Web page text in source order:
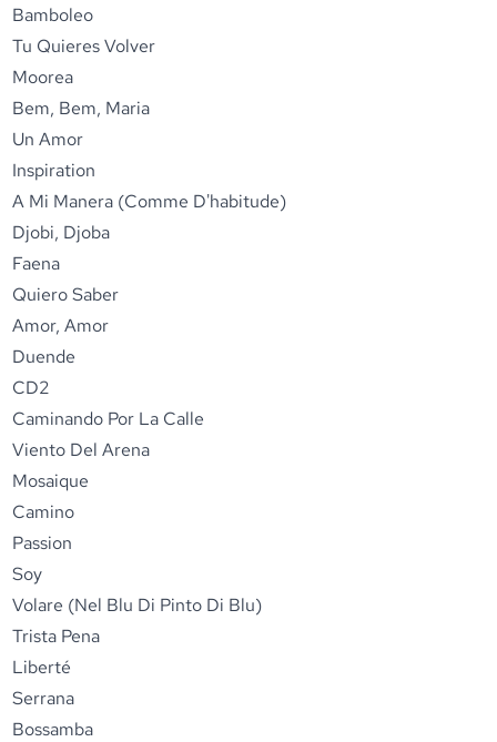
Bamboleo
Tu Quieres Volver
Moorea
Bem, Bem, Maria
Un Amor
Inspiration
A Mi Manera (Comme D'habitude)
Djobi, Djoba
Faena
Quiero Saber
Amor, Amor
Duende
CD2
Caminando Por La Calle
Viento Del Arena
Mosaique
Camino
Passion
Soy
Volare (Nel Blu Di Pinto Di Blu)
Trista Pena
Liberté
Serrana
Bossamba